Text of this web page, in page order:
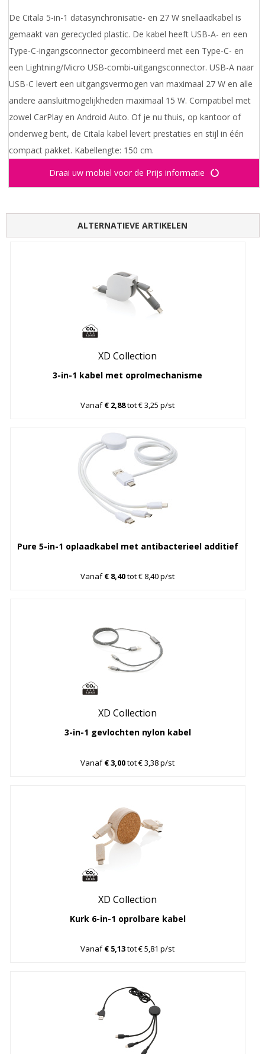
De Citala 5-in-1 datasynchronisatie- en 27 W snellaadkabel is
gemaakt van gerecycled plastic. De kabel heeft USB-A- en een
Type-C-ingangsconnector gecombineerd met een Type-C- en
een Lightning/Micro USB-combi-uitgangsconnector. USB-A naar
USB-C levert een uitgangsvermogen van maximaal 27 W en alle
andere aansluitmogelijkheden maximaal 15 W. Compatibel met
zowel CarPlay en Android Auto. Of je nu thuis, op kantoor of
onderweg bent, de Citala kabel levert prestaties en stijl in één
compact pakket. Kabellengte: 150 cm.
Draai uw mobiel voor de Prijs informatie
ALTERNATIEVE ARTIKELEN
XD Collection
3-in-1 kabel met oprolmechanisme
Vanaf€ 2,88tot € 3,25 p/st
Pure 5-in-1 oplaadkabel met antibacterieel additief
Vanaf€ 8,40tot € 8,40 p/st
XD Collection
3-in-1 gevlochten nylon kabel
Vanaf€ 3,00tot € 3,38 p/st
XD Collection
Kurk 6-in-1 oprolbare kabel
Vanaf€ 5,13tot € 5,81 p/st